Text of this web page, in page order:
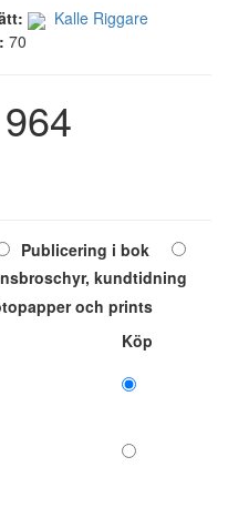
Kalle Riggare
70
Publicering i bok
kundtidning
och prints
Köp